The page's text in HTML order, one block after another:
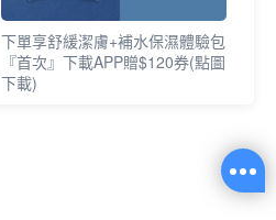
下單享舒緩潔膚+補水保濕體驗包
『首次』下載APP贈$120券(點圖
下載)